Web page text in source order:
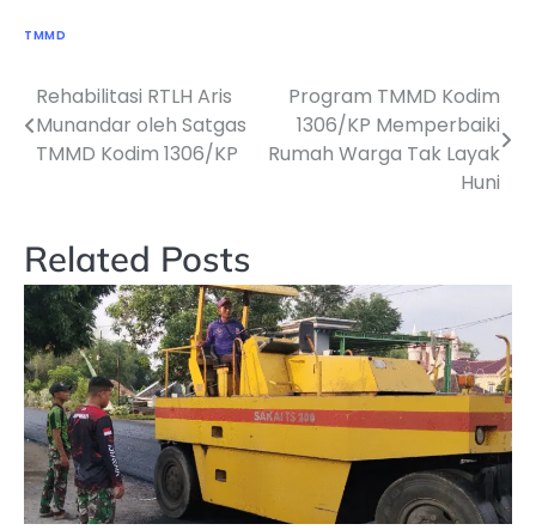
TMMD
Navigasi
pos
Rehabilitasi RTLH Aris
Munandar oleh Satgas
TMMD Kodim 1306/KP
Program TMMD Kodim
1306/KP Memperbaiki
Rumah Warga Tak Layak
Huni
Related Posts